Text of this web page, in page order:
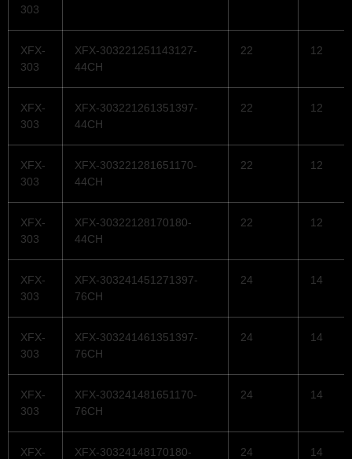
303
XFX-
303
XFX-303221251143127-
44CH
22 12
XFX-
303
XFX-303221261351397-
44CH
22 12
XFX-
303
XFX-303221281651170-
44CH
22 12
XFX-
303
XFX-30322128170180-
44CH
22 12
XFX-
303
XFX-303241451271397-
76CH
24 14
XFX-
303
XFX-303241461351397-
76CH
24 14
XFX-
303
XFX-303241481651170-
76CH
24 14
XFX-
XFX-30324148170180-
24 14